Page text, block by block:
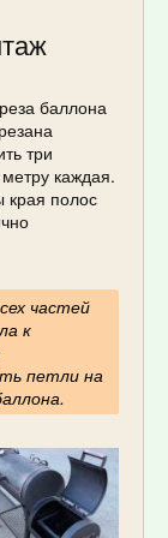
баллона
три
каждая.
края полос
частей
к
петли на